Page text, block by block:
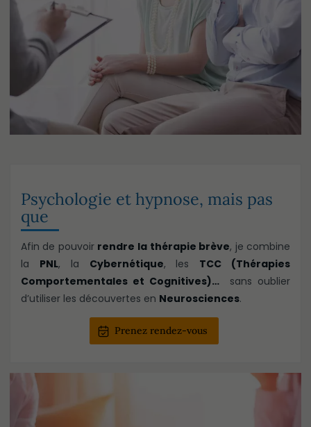
Psychologie et hypnose, mais pas
que
Afin de pouvoir rendre la thérapie brève, je combine
la PNL, la Cybernétique, les TCC (Thérapies
Comportementales et Cognitives)…sans oublier
d’utiliser les découvertes en Neurosciences.
Prenez rendez-vous